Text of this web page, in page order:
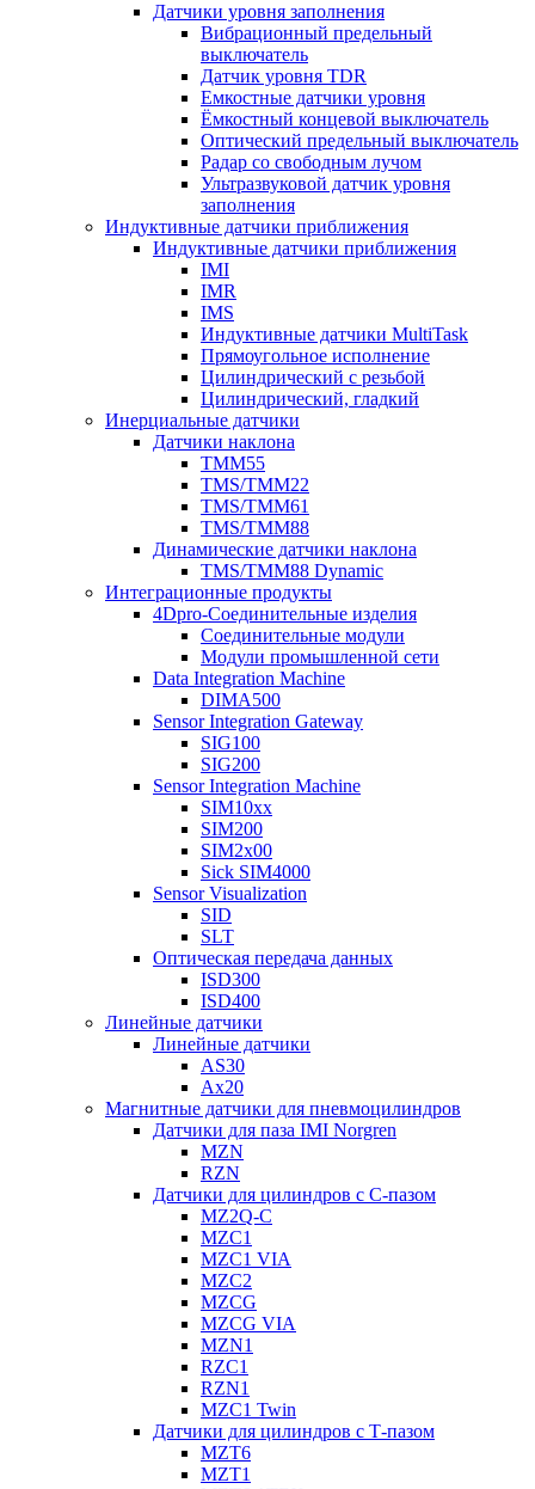
Датчики уровня заполнения
Вибрационный предельный
выключатель
Датчик уровня TDR
Емкостные датчики уровня
Ёмкостный концевой выключатель
Оптический предельный выключатель
Радар со свободным лучом
Ультразвуковой датчик уровня
заполнения
Индуктивные датчики приближения
Индуктивные датчики приближения
IMI
IMR
IMS
Индуктивные датчики MultiTask
Прямоугольное исполнение
Цилиндрический с резьбой
Цилиндрический, гладкий
Инерциальные датчики
Датчики наклона
TMM55
TMS/TMM22
TMS/TMM61
TMS/TMM88
Динамические датчики наклона
TMS/TMM88 Dynamic
Интеграционные продукты
4Dpro-Соединительные изделия
Соединительные модули
Модули промышленной сети
Data Integration Machine
DIMA500
Sensor Integration Gateway
SIG100
SIG200
Sensor Integration Machine
SIM10xx
SIM200
SIM2x00
Sick SIM4000
Sensor Visualization
SID
SLT
Оптическая передача данных
ISD300
ISD400
Линейные датчики
Линейные датчики
AS30
Ax20
Магнитные датчики для пневмоцилиндров
Датчики для паза IMI Norgren
MZN
RZN
Датчики для цилиндров с С-пазом
MZ2Q-C
MZC1
MZC1 VIA
MZC2
MZCG
MZCG VIA
MZN1
RZC1
RZN1
MZC1 Twin
Датчики для цилиндров с Т-пазом
MZT6
MZT1